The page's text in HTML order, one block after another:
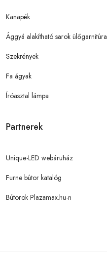
Kanapék
Ággyá alakítható sarok ülőgarnitúra
Szekrények
Fa ágyak
Íróasztal lámpa
Partnerek
Unique-LED webáruház
Furne bútor katalóg
Bútorok Plazamax.hu-n